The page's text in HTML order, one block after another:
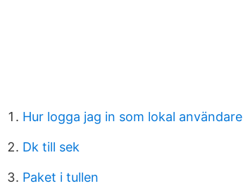
Hur logga jag in som lokal användare
Dk till sek
Paket i tullen